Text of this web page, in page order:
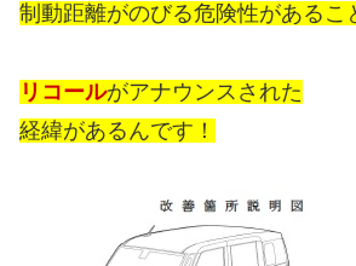
制動距離がのびる危険性があるこ
リコールがアナウンスされた
経緯があるんです！